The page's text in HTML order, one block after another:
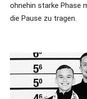
ohnehin starke Phase
die Pause zu tragen.